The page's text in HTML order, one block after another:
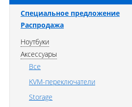
Специальное предложение
Распродажа
Ноутбуки
Аксессуары
Все
KVM-переключатели
Storage